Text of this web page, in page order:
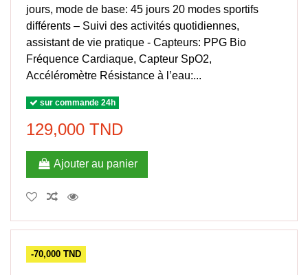
jours, mode de base: 45 jours 20 modes sportifs
différents – Suivi des activités quotidiennes,
assistant de vie pratique - Capteurs: PPG Bio
Fréquence Cardiaque, Capteur SpO2,
Accéléromètre Résistance à l’eau:...
sur commande 24h
129,000 TND
Ajouter au panier
-70,000 TND